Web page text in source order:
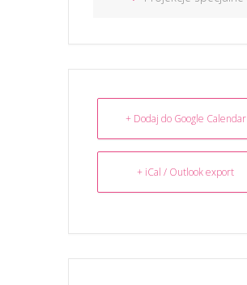
+ Dodaj do Google Calendar
+ iCal / Outlook export